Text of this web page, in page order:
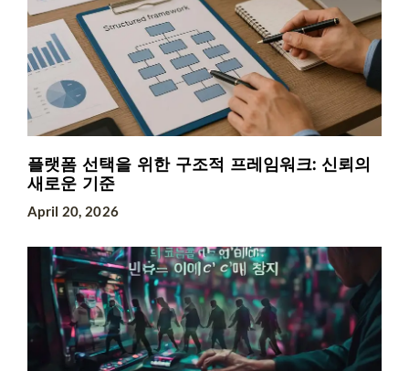
플랫폼 선택을 위한 구조적 프레임워크: 신뢰의
새로운 기준
April 20, 2026